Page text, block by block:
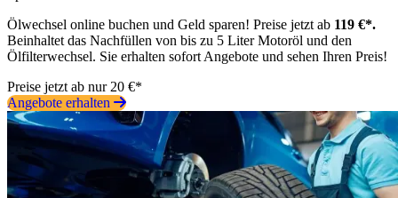
Ölwechsel online buchen und Geld sparen! Preise jetzt ab 119 €*.
Beinhaltet das Nachfüllen von bis zu 5 Liter Motoröl und den
Ölfilterwechsel. Sie erhalten sofort Angebote und sehen Ihren Preis!
Preise jetzt ab nur 20 €*
Angebote erhalten